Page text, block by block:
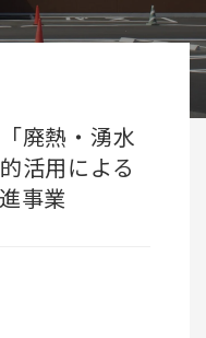
廃熱・湧水
活用による
事業